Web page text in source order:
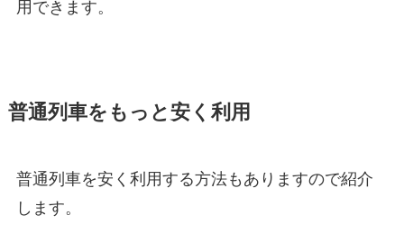
用できます。
普通列車をもっと安く利用
普通列車を安く利用する方法もありますので紹介
します。